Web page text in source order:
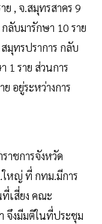
ย , จ.สมุทรสาคร 9
ลับมารักษา 10 ราย
มุทรปราการ กลับ
1 ราย ส่วนการ
อยู่ระหว่างการ
าชการจังหวัด
ใหญ่ ที่ กทม.มีการ
เสี่ยง คณะ
จึงมีมติในที่ประชุม